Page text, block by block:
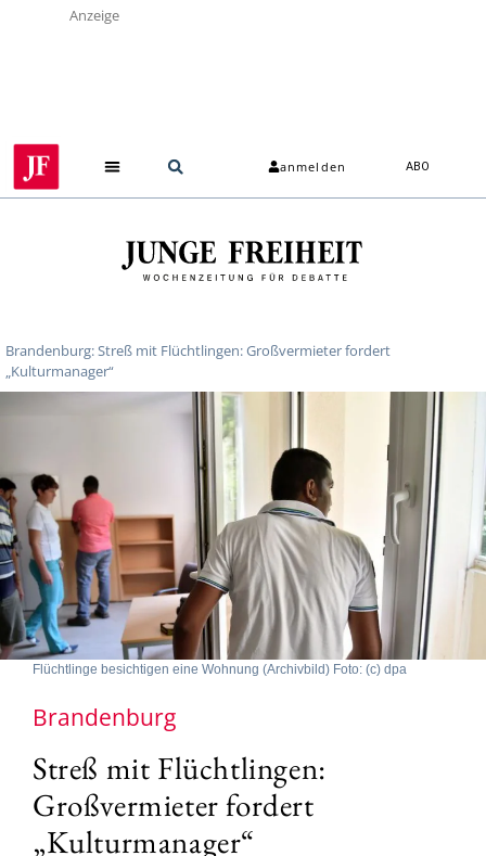
Anzeige
anmelden ABO
Brandenburg: Streß mit Flüchtlingen: Großvermieter fordert
„Kulturmanager“
Flüchtlinge besichtigen eine Wohnung (Archivbild) Foto: (c) dpa
Brandenburg
Streß mit Flüchtlingen:
Großvermieter fordert
„Kulturmanager“